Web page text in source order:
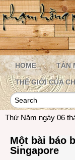
HOME TẢN
THẾ GIỚI CỦA
Thứ Năm ngày 06
Một bài báo
Singapore